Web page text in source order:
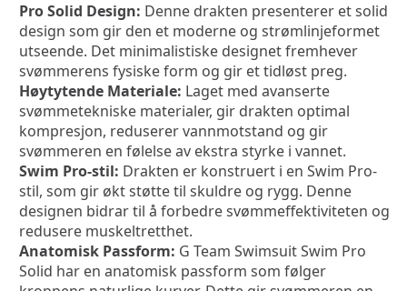
Pro Solid Design: Denne drakten presenterer et solid
design som gir den et moderne og strømlinjeformet
utseende. Det minimalistiske designet fremhever
svømmerens fysiske form og gir et tidløst preg.
Høytytende Materiale: Laget med avanserte
svømmetekniske materialer, gir drakten optimal
kompresjon, reduserer vannmotstand og gir
svømmeren en følelse av ekstra styrke i vannet.
Swim Pro-stil: Drakten er konstruert i en Swim Pro-
stil, som gir økt støtte til skuldre og rygg. Denne
designen bidrar til å forbedre svømmeffektiviteten og
redusere muskeltretthet.
Anatomisk Passform: G Team Swimsuit Swim Pro
Solid har en anatomisk passform som følger